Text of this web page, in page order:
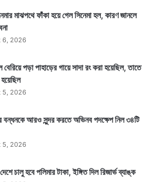
ও কালরাত্রি। এই সময় যেকোনও
সুতরাং আনুমানিক সময় ধরে কাজ
পারে।
মাঝপথে ফাঁকা হয়ে গেল সিনেমা হল, কারণ জানলে
6, 2026
বেরিয়ে পড়া পাহাড়ের গায়ে সাদা রং করা হয়েছিল, তাতে
5, 2026
বন্ধনকে আরও সুন্দর করতে অভিনব পদক্ষেপ নিল ৩৪টি
5, 2026
চালু হবে পলিমার টাকা, ইঙ্গিত দিল রিজার্ভ ব্যাঙ্ক